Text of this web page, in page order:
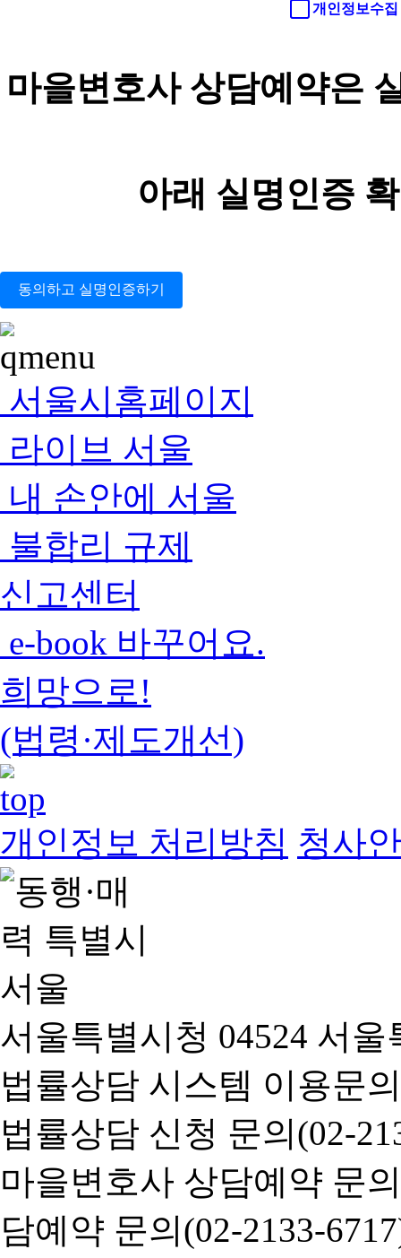
개인정보수
마을변호사 상담예약은
아래 실명인증
동의하고 실명인증하기
서울시홈페이지
라이브 서울
내 손안에 서울
불합리 규제
신고센터
e-book 바꾸어요.
희망으로!
(법령·제도개선)
개인정보 처리방침 청사
서울특별시청 04524 서
법률상담 시스템 이용문
법률상담 신청 문의(02-
마을변호사 상담예약 문
담예약 문의(02-2133-